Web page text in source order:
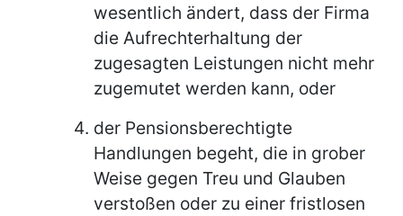
wesentlich ändert, dass der Firma
die Aufrechterhaltung der
zugesagten Leistungen nicht mehr
zugemutet werden kann, oder
der Pensionsberechtigte
Handlungen begeht, die in grober
Weise gegen Treu und Glauben
verstoßen oder zu einer fristlosen